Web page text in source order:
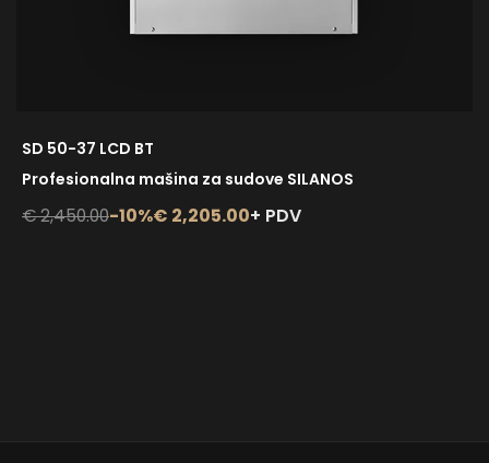
SD 50-37 LCD BT
Profesionalna mašina za sudove SILANOS
€ 2,450.00-10%€ 2,205.00+ PDV